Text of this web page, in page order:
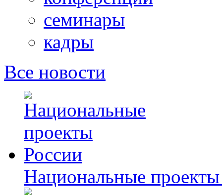
семинары
кадры
Все новости
Национальные